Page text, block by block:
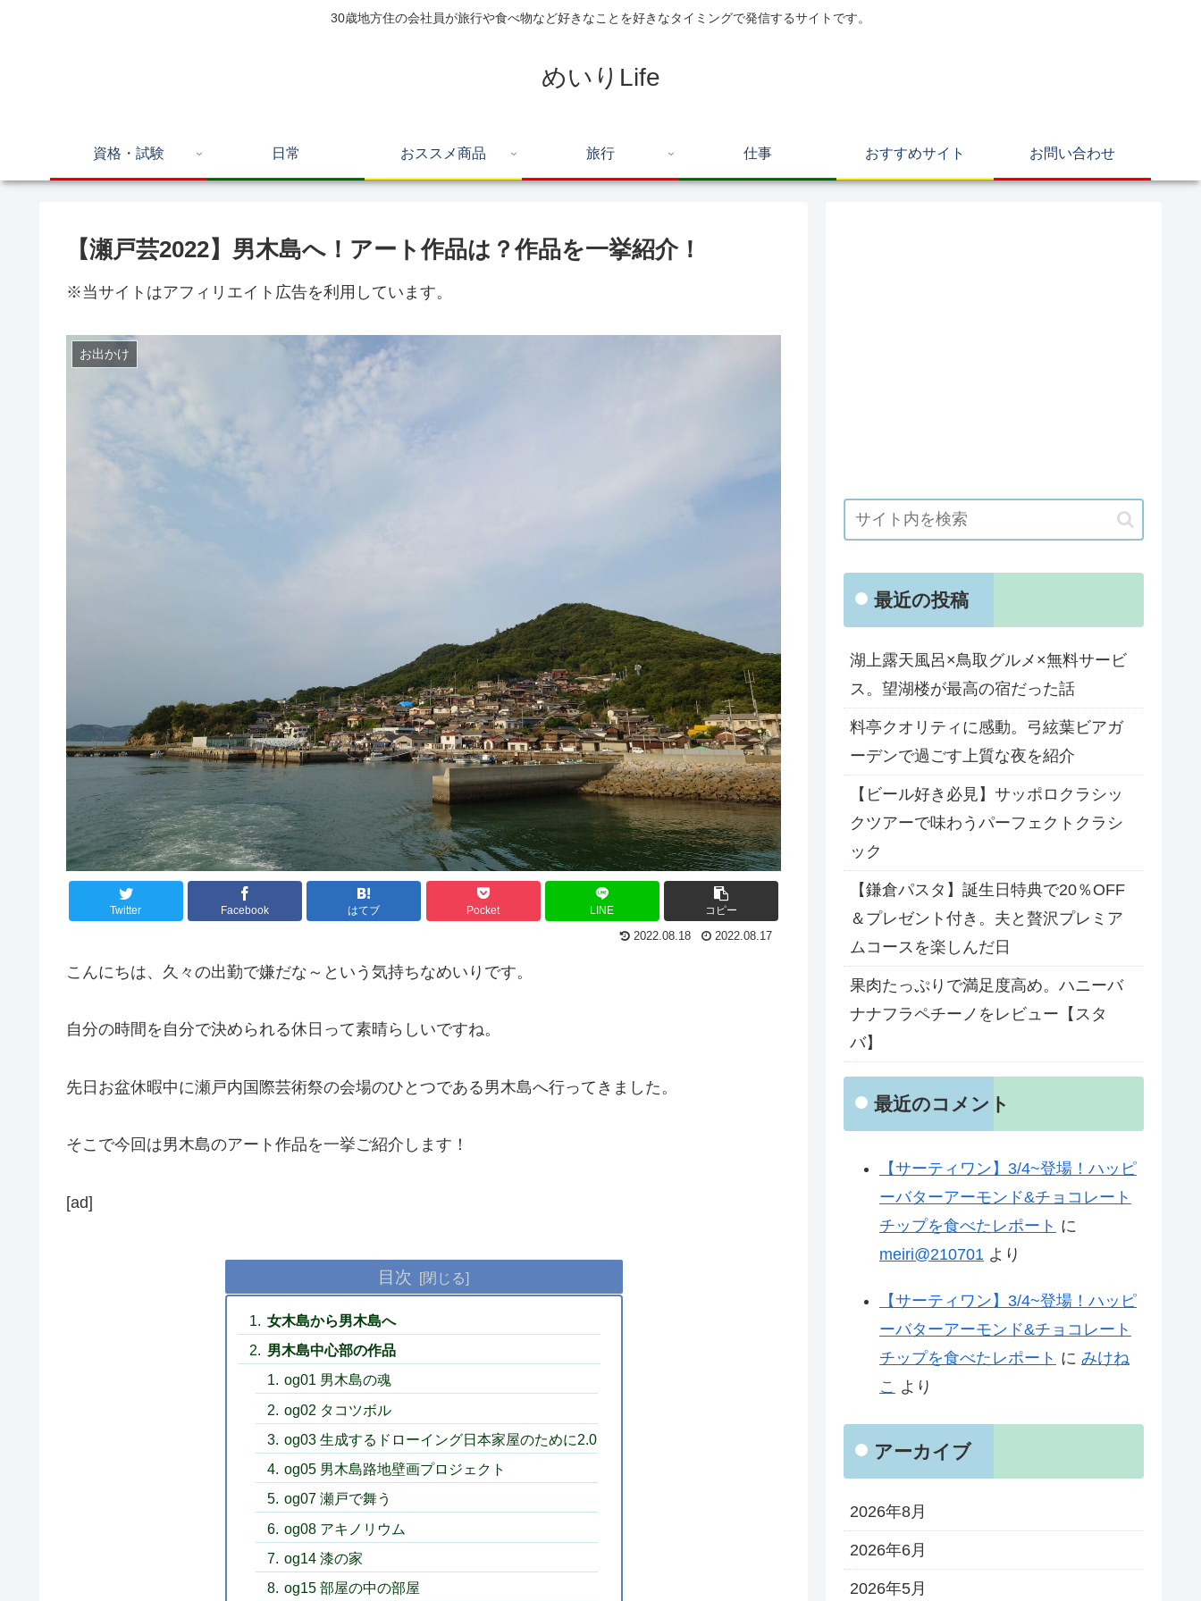
30歳地方住の会社員が旅行や食べ物など好きなことを好きなタイミングで発信するサイトです。
めいりLife
資格・試験 日常 おススメ商品 旅行 仕事 おすすめサイト お問い合わせ
【瀬戸芸2022】男木島へ！アート作品は？作品を一挙紹介！
※当サイトはアフィリエイト広告を利用しています。
お出かけ
Twitter Facebook はてブ Pocket LINE コピー
2022.08.18 2022.08.17
こんにちは、久々の出勤で嫌だな～という気持ちなめいりです。
自分の時間を自分で決められる休日って素晴らしいですね。
先日お盆休暇中に瀬戸内国際芸術祭の会場のひとつである男木島へ行ってきました。
そこで今回は男木島のアート作品を一挙ご紹介します！
[ad]
目次
女木島から男木島へ
男木島中心部の作品
og01 男木島の魂
og02 タコツボル
og03 生成するドローイング日本家屋のために2.0
og05 男木島路地壁画プロジェクト
og07 瀬戸で舞う
og08 アキノリウム
og14 漆の家
og15 部屋の中の部屋
最近の投稿
湖上露天風呂×鳥取グルメ×無料サービ
ス。望湖楼が最高の宿だった話
料亭クオリティに感動。弓絃葉ビアガ
ーデンで過ごす上質な夜を紹介
【ビール好き必見】サッポロクラシッ
クツアーで味わうパーフェクトクラシ
ック
【鎌倉パスタ】誕生日特典で20％OFF
＆プレゼント付き。夫と贅沢プレミア
ムコースを楽しんだ日
果肉たっぷりで満足度高め。ハニーバ
ナナフラペチーノをレビュー【スタ
バ】
最近のコメント
【サーティワン】3/4~登場！ハッピ
ーバターアーモンド&チョコレート
チップを食べたレポート に
meiri@210701 より
【サーティワン】3/4~登場！ハッピ
ーバターアーモンド&チョコレート
チップを食べたレポート に みけね
こ より
アーカイブ
2026年8月
2026年6月
2026年5月